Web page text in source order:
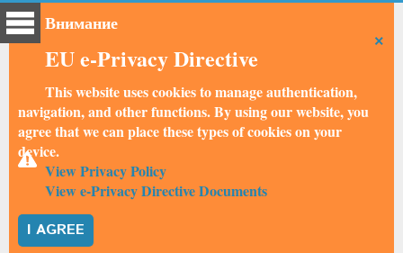
×
Внимание
EU e-Privacy Directive
This website uses cookies to manage authentication,
navigation, and other functions. By using our website, you
agree that we can place these types of cookies on your
device.
View Privacy Policy
View e-Privacy Directive Documents
I AGREE